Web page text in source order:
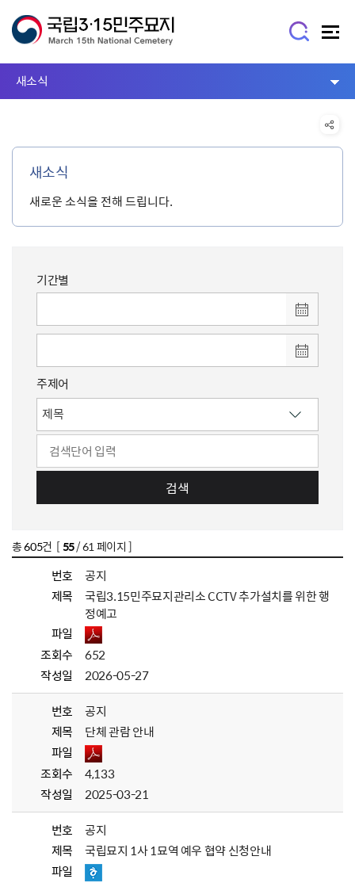
새소식
새소식
새로운 소식을 전해 드립니다.
기간별
주제어
검색
총605건 [55/ 61 페이지 ]
번호
공지
제목
국립3.15민주묘지관리소 CCTV 추가설치를 위한 행
정예고
파일
조회수
652
작성일
2026-05-27
번호
공지
제목
단체 관람 안내
파일
조회수
4,133
작성일
2025-03-21
번호
공지
제목
국립묘지 1사 1묘역 예우 협약 신청안내
파일